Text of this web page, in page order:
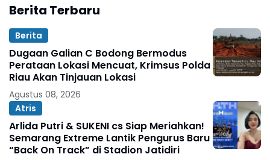
Berita Terbaru
Berita
Dugaan Galian C Bodong Bermodus
Perataan Lokasi Mencuat, Krimsus Polda
Riau Akan Tinjauan Lokasi
Agustus 08, 2026
Atris
Arlida Putri & SUKENI cs Siap Meriahkan!
Semarang Extreme Lantik Pengurus Baru
“Back On Track” di Stadion Jatidiri